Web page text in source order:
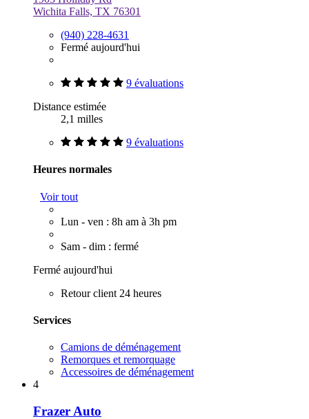
Wichita Falls, TX 76301
(940) 228-4631
Fermé aujourd'hui
9 évaluations
Distance estimée
2,1 milles
9 évaluations
Heures normales
Voir tout
Lun - ven : 8h am à 3h pm
Sam - dim : fermé
Fermé aujourd'hui
Retour client 24 heures
Services
Camions de déménagement
Remorques et remorquage
Accessoires de déménagement
4
Frazer Auto